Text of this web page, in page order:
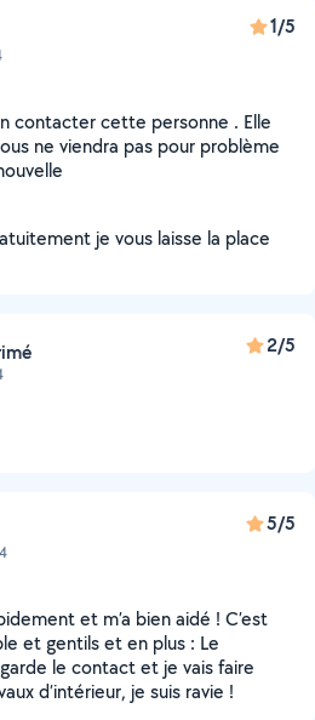
1/5
contacter cette personne . Elle
ne viendra pas pour problème
je vous laisse la place
2/5
5/5
et m’a bien aidé ! C’est
et gentils et en plus : Le
le contact et je vais faire
d’intérieur, je suis ravie !